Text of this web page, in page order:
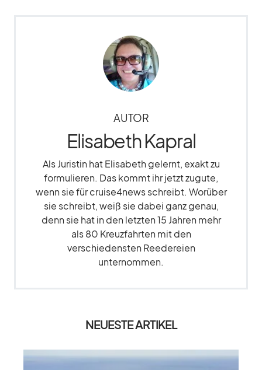
AUTOR
Elisabeth Kapral
Als Juristin hat Elisabeth gelernt, exakt zu
formulieren. Das kommt ihr jetzt zugute,
wenn sie für cruise4news schreibt. Worüber
sie schreibt, weiß sie dabei ganz genau,
denn sie hat in den letzten 15 Jahren mehr
als 80 Kreuzfahrten mit den
verschiedensten Reedereien
unternommen.
NEUESTE ARTIKEL